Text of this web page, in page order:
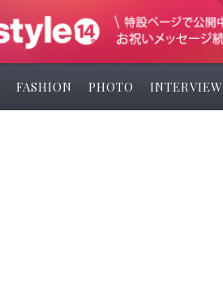
FASHION PHOTO INTERVIEW